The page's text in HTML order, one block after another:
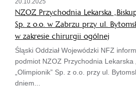
20.10.2025
NZOZ Przychodnia Lekarska
Sp. z o.o. w Zabrzu przy ul.
w zakresie chirurgii ogólnej
Śląski Oddział Wojewódzki NFZ
podmiot NZOZ Przychodnia Lekarska
„Olimpionik” Sp. z o.o. przy ul.
dniem...